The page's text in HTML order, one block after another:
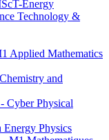
Energy
Technology &
Applied Mathematics
and
Cyber Physical
Physics